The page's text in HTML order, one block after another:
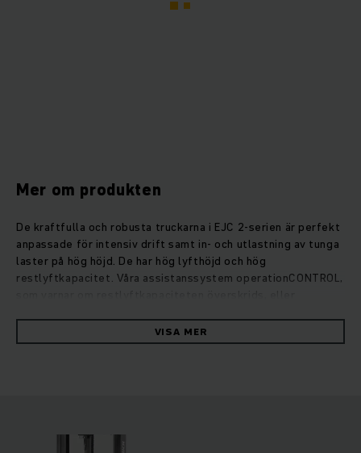
Mer om produkten
De kraftfulla och robusta truckarna i EJC 2-serien är perfekt
anpassade för intensiv drift samt in- och utlastning av tunga
laster på hög höjd. De har hög lyfthöjd och hög
restlyftkapacitet. Våra assistanssystem operationCONTROL,
säker och effektiv godshantering. Tack vare den extra
stödbenslyften kan ojämnheter i golvet, trösklar och ramper
mellan styrtekniken och våra kraftfulla drivmotorer som inte
behöver mycket underhåll. Även lyftmotorn imponerar med
VISA MER